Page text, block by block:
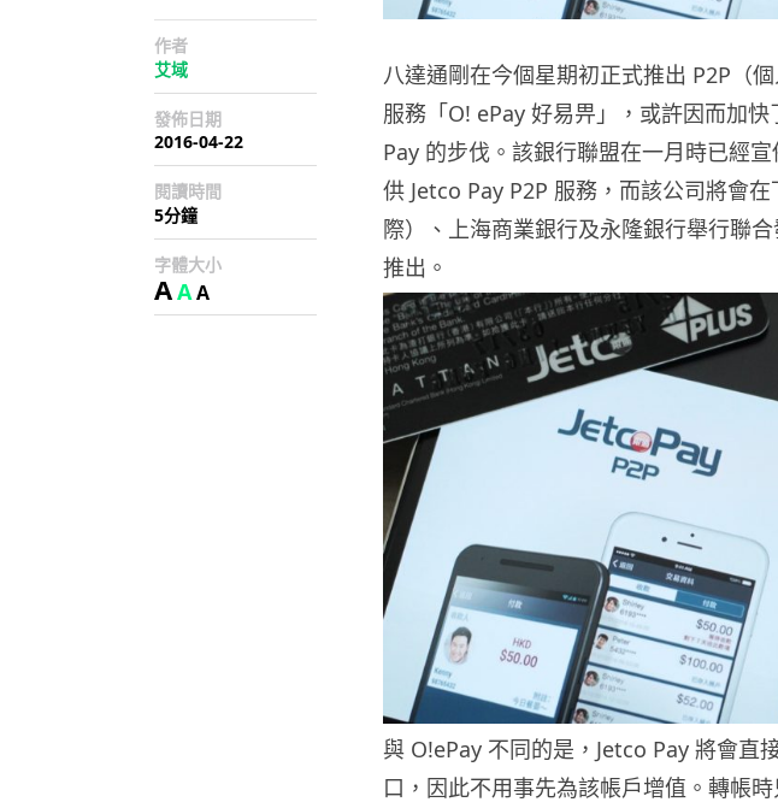
作者
艾域
發佈日期
2016-04-22
閱讀時間
5分鐘
字體大小
AAA
八達通剛在今個星期初正式推出 P2P（
服務「O! ePay 好易畀」，或許因而加
Pay 的步伐。該銀行聯盟在一月時已經
供 Jetco Pay P2P 服務，而該公司將會
際）、上海商業銀行及永隆銀行舉行聯
推出。
與 O!ePay 不同的是，Jetco Pay 將會直
口，因此不用事先為該帳戶增值。轉帳